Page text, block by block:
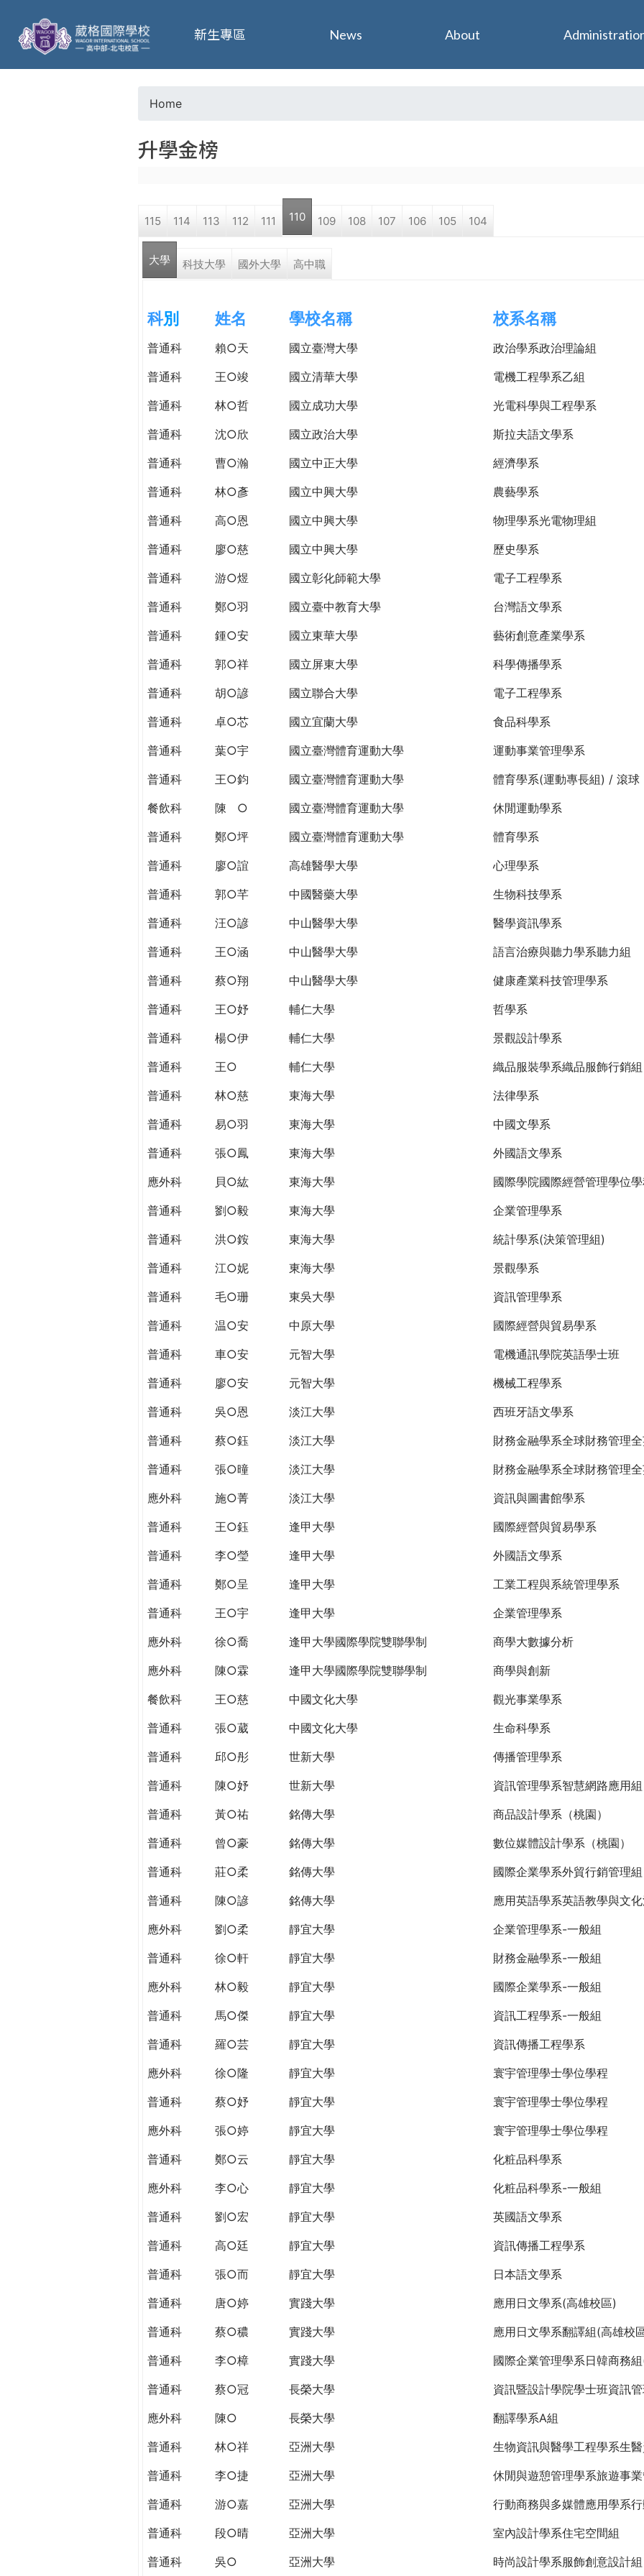
葳
格
o
a
r
e
r
e
Home
升學金榜
115 114 113 112 111 110 109 108 107 106 105 104
大學 科技大學 國外大學 高中職
科別 姓名 學校名稱 校系名稱
普通科 賴○天 國立臺灣大學
政治學系政治理論組
普通科
王○竣 國立清華大學
電機工程學系乙組
普通科
林○哲 國立成功大學
光電科學與工程學系
普通科
沈○欣 國立政治大學
斯拉夫語文學系
普通科
曹○瀚 國立中正大學
經濟學系
普通科
林○彥 國立中興大學
農藝學系
普通科
高○恩 國立中興大學
物理學系光電物理組
普通科
廖○慈 國立中興大學
歷史學系
普通科
游○煜 國立彰化師範大學
電子工程學系
普通科
鄭○羽 國立臺中教育大學
台灣語文學系
普通科
鍾○安 國立東華大學
藝術創意產業學系
普通科
郭○祥 國立屏東大學
科學傳播學系
普通科
胡○諺 國立聯合大學
電子工程學系
普通科
卓○芯 國立宜蘭大學
食品科學系
普通科
葉○宇 國立臺灣體育運動大學
運動事業管理學系
普通科
王○鈞 國立臺灣體育運動大學
體育學系(運動專長組) / 滾球
餐飲科
陳 ○ 國立臺灣體育運動大學
休閒運動學系
普通科
鄭○坪 國立臺灣體育運動大學
體育學系
普通科
廖○誼 高雄醫學大學
心理學系
普通科
郭○芊 中國醫藥大學
生物科技學系
普通科
汪○諺 中山醫學大學
醫學資訊學系
普通科
王○涵 中山醫學大學
語言治療與聽力學系聽力組
普通科
蔡○翔 中山醫學大學
健康產業科技管理學系
普通科
王○妤 輔仁大學
哲學系
普通科
楊○伊 輔仁大學
景觀設計學系
普通科
王○ 輔仁大學
織品服裝學系織品服飾行銷
普通科
林○慈 東海大學
法律學系
普通科
易○羽 東海大學
中國文學系
普通科
張○鳳 東海大學
外國語文學系
應外科
貝○紘 東海大學
國際學院國際經營管理學位
普通科
劉○毅 東海大學
企業管理學系
普通科
洪○銨 東海大學
統計學系(決策管理組)
普通科
江○妮 東海大學
景觀學系
普通科
毛○珊 東吳大學
資訊管理學系
普通科
温○安 中原大學
國際經營與貿易學系
普通科
車○安 元智大學
電機通訊學院英語學士班
普通科
廖○安 元智大學
機械工程學系
普通科
吳○恩 淡江大學
西班牙語文學系
普通科
蔡○鈺 淡江大學
財務金融學系全球財務管理
普通科
張○曈 淡江大學
財務金融學系全球財務管理
應外科
施○菁 淡江大學
資訊與圖書館學系
普通科
王○鈺 逢甲大學
國際經營與貿易學系
普通科
李○瑩 逢甲大學
外國語文學系
普通科
鄭○呈 逢甲大學
工業工程與系統管理學系
普通科
王○宇 逢甲大學
企業管理學系
應外科
徐○喬 逢甲大學國際學院雙聯學制
商學大數據分析
應外科
陳○霖 逢甲大學國際學院雙聯學制
商學與創新
餐飲科
王○慈 中國文化大學
觀光事業學系
普通科
張○葳 中國文化大學
生命科學系
普通科
邱○彤 世新大學
傳播管理學系
普通科
陳○妤 世新大學
資訊管理學系智慧網路應用組
普通科
黃○祐 銘傳大學
商品設計學系（桃園）
普通科
曾○豪 銘傳大學
數位媒體設計學系（桃園）
普通科
莊○柔 銘傳大學
國際企業學系外貿行銷管理
普通科
陳○諺 銘傳大學
應用英語學系英語教學與文
應外科
劉○柔 靜宜大學
企業管理學系-一般組
普通科
徐○軒 靜宜大學
財務金融學系-一般組
應外科
林○毅 靜宜大學
國際企業學系-一般組
普通科
馬○傑 靜宜大學
資訊工程學系-一般組
普通科
羅○芸 靜宜大學
資訊傳播工程學系
應外科
徐○隆 靜宜大學
寰宇管理學士學位學程
普通科
蔡○妤 靜宜大學
寰宇管理學士學位學程
應外科
張○婷 靜宜大學
寰宇管理學士學位學程
普通科
鄭○云 靜宜大學
化粧品科學系
應外科
李○心 靜宜大學
化粧品科學系-一般組
普通科
劉○宏 靜宜大學
英國語文學系
普通科
高○廷 靜宜大學
資訊傳播工程學系
普通科
張○而 靜宜大學
日本語文學系
普通科
唐○婷 實踐大學
應用日文學系(高雄校區)
普通科
蔡○穠 實踐大學
應用日文學系翻譯組(高雄校
普通科
李○樟 實踐大學
國際企業管理學系日韓商務
普通科
蔡○冠 長榮大學
資訊暨設計學院學士班資訊
應外科
陳○ 長榮大學
翻譯學系A組
普通科
林○祥 亞洲大學
生物資訊與醫學工程學系生
普通科
李○捷 亞洲大學
休閒與遊憩管理學系旅遊事
普通科
游○嘉 亞洲大學
行動商務與多媒體應用學系
普通科
段○晴 亞洲大學
室內設計學系住宅空間組
普通科
吳○ 亞洲大學 時尚設計學系服飾創意設計組
新生專區 News About